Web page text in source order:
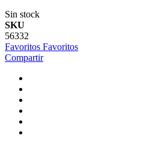
Sin stock
SKU
56332
Favoritos Favoritos
Compartir